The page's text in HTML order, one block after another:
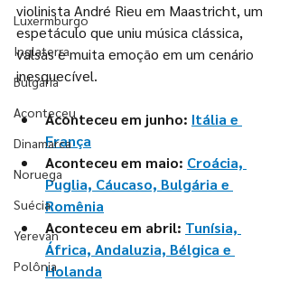
Luxermburgo
Inglaterra
Bulgária
Aconteceu
Dinamarca
Noruega
Suécia
Yerevan
Polônia
violinista André Rieu em Maastricht, um
espetáculo que uniu música clássica,
valsas e muita emoção em um cenário
inesquecível.
Aconteceu em junho: Itália e
França
Aconteceu em maio: Croácia,
Puglia, Cáucaso, Bulgária e
Romênia
Aconteceu em abril: Tunísia,
África, Andaluzia, Bélgica e
Holanda